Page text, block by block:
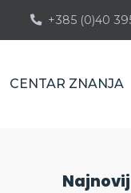
+385 (0)40
CENTAR ZNANJA